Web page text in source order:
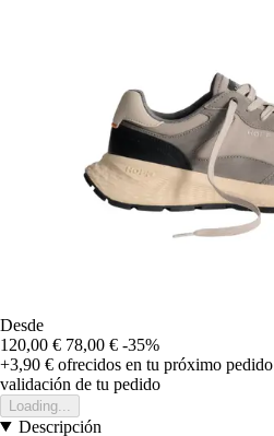
Desde
120,00 € 78,00 € -35%
+3,90 € ofrecidos en tu próximo pedido
validación de tu pedido
Loading...
Descripción